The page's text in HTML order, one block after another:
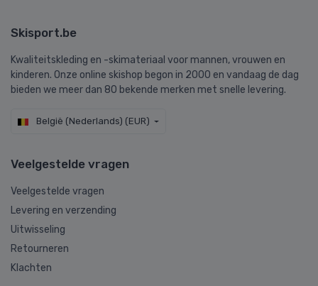
Skisport.be
Kwaliteitskleding en -skimateriaal voor mannen, vrouwen en
kinderen. Onze online skishop begon in 2000 en vandaag de dag
bieden we meer dan 80 bekende merken met snelle levering.
België (Nederlands) (EUR)
Veelgestelde vragen
Veelgestelde vragen
Levering en verzending
Uitwisseling
Retourneren
Klachten